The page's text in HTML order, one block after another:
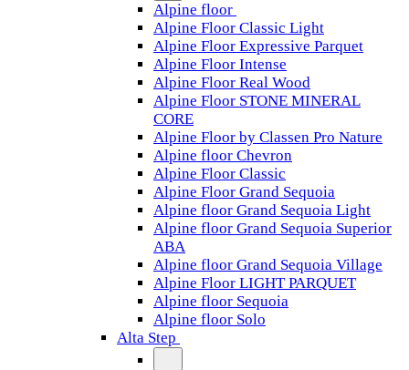
Alpine floor
Alpine Floor Classic Light
Alpine Floor Expressive Parquet
Alpine Floor Intense
Alpine Floor Real Wood
Alpine Floor STONE MINERAL
CORE
Alpine Floor by Classen Pro Nature
Alpine floor Chevron
Alpine Floor Classic
Alpine Floor Grand Sequoia
Alpine floor Grand Sequoia Light
Alpine floor Grand Sequoia Superior
ABA
Alpine floor Grand Sequoia Village
Alpine Floor LIGHT PARQUET
Alpine floor Sequoia
Alpine floor Solo
Alta Step